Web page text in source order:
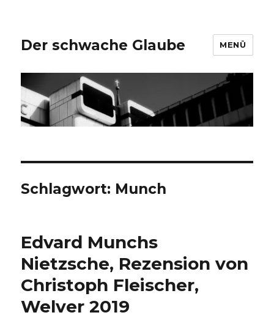
Der schwache Glaube MENÜ
Schlagwort: Munch
Edvard Munchs
Nietzsche, Rezension von
Christoph Fleischer,
Welver 2019